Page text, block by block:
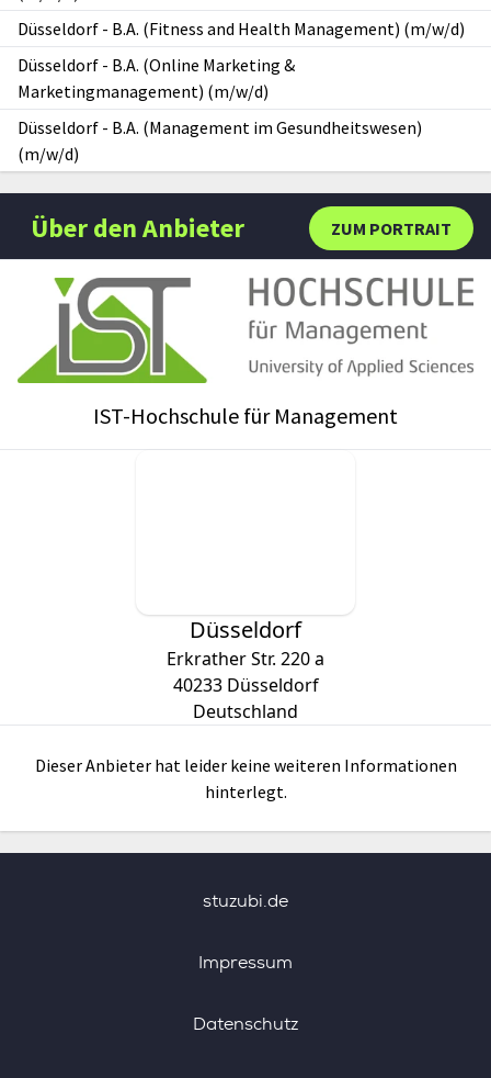
Düsseldorf - B.A. (Fitness and Health Management) (m/w/d)
Düsseldorf - B.A. (Online Marketing &
Marketingmanagement) (m/w/d)
Düsseldorf - B.A. (Management im Gesundheitswesen)
(m/w/d)
ZUM PORTRAIT
Über den Anbieter
IST-Hochschule für Management
Düsseldorf
Erkrather Str. 220 a
40233 Düsseldorf
Deutschland
Dieser Anbieter hat leider keine weiteren Informationen
hinterlegt.
stuzubi.de
Impressum
Datenschutz